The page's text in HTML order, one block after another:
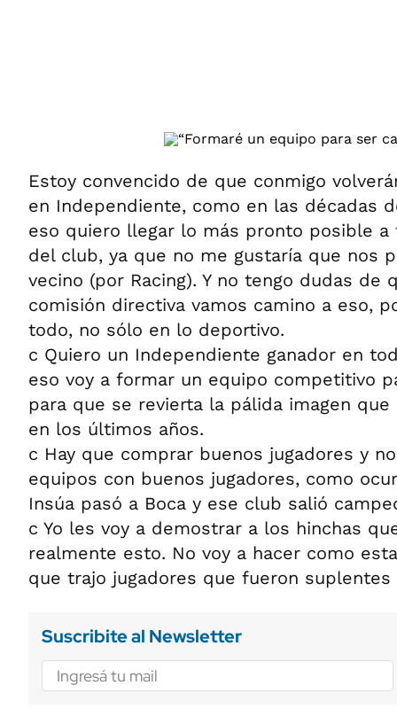
Estoy convencido de que conmigo
en Independiente, como en las décadas
eso quiero llegar lo más pronto posible a
del club, ya que no me gustaría que nos
vecino (por Racing). Y no tengo dudas de
comisión directiva vamos camino a eso,
todo, no sólo en lo deportivo.
c Quiero un Independiente ganador en
eso voy a formar un equipo competitivo
para que se revierta la pálida imagen
en los últimos años.
c Hay que comprar buenos jugadores y
equipos con buenos jugadores, como
Insúa pasó a Boca y ese club salió
c Yo les voy a demostrar a los hinchas
realmente esto. No voy a hacer como
que trajo jugadores que fueron
Suscribite al Newsletter